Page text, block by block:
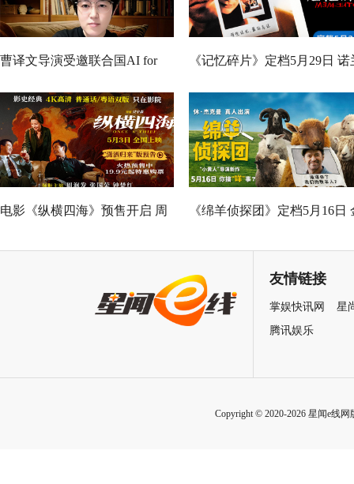
曹译文导演受邀联合国AI for
Good全球峰会 以AI影像传递向
善力量
《记忆碎片》定档5月29日 诺
神作IMAX首次量身定制
电影《纵横四海》预售开启 周 《绵羊侦探团》定档5月16日
友情链接
掌娱快讯网
星
腾讯娱乐
Copyright © 2020-2026 星闻e线